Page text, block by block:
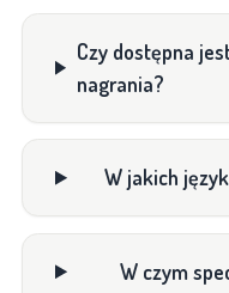
Czy dostępna
nagrania?
W jakich
W czym